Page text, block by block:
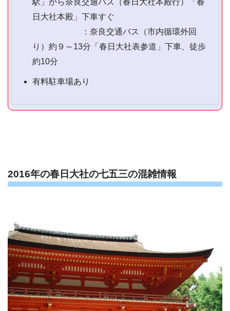
日大社本殿」下車すぐ
：奈良交通バス（市内循環外回
り）約９～13分「春日大社表参道」下車、徒歩
約10分
有料駐車場あり
2016年の春日大社の七五三の混雑情報